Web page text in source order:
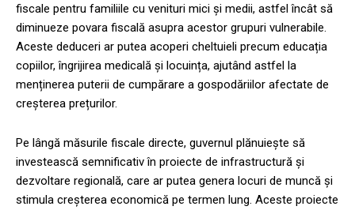
fiscale pentru familiile cu venituri mici și medii, astfel încât să
diminueze povara fiscală asupra acestor grupuri vulnerabile.
Aceste deduceri ar putea acoperi cheltuieli precum educația
copiilor, îngrijirea medicală și locuința, ajutând astfel la
menținerea puterii de cumpărare a gospodăriilor afectate de
creșterea prețurilor.
Pe lângă măsurile fiscale directe, guvernul plănuiește să
investească semnificativ în proiecte de infrastructură și
dezvoltare regională, care ar putea genera locuri de muncă și
stimula creșterea economică pe termen lung. Aceste proiecte